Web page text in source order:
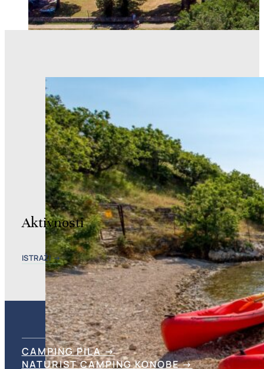
Aktivnosti
ISTRAŽI →
CAMPING PILA →
NATURIST CAMPING KONOBE →